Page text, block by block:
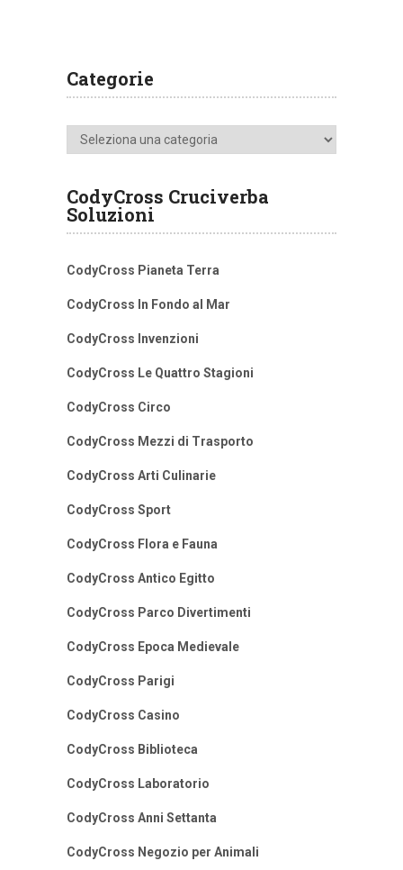
Categorie
Categorie
CodyCross Cruciverba
Soluzioni
CodyCross Pianeta Terra
CodyCross In Fondo al Mar
CodyCross Invenzioni
CodyCross Le Quattro Stagioni
CodyCross Circo
CodyCross Mezzi di Trasporto
CodyCross Arti Culinarie
CodyCross Sport
CodyCross Flora e Fauna
CodyCross Antico Egitto
CodyCross Parco Divertimenti
CodyCross Epoca Medievale
CodyCross Parigi
CodyCross Casino
CodyCross Biblioteca
CodyCross Laboratorio
CodyCross Anni Settanta
CodyCross Negozio per Animali